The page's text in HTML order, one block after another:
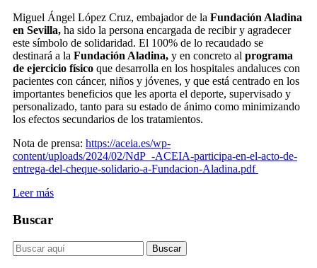
Miguel Ángel López Cruz, embajador de la Fundación Aladina
en Sevilla, ha sido la persona encargada de recibir y agradecer
este símbolo de solidaridad. El 100% de lo recaudado se
destinará a la Fundación Aladina, y en concreto al programa
de ejercicio físico que desarrolla en los hospitales andaluces con
pacientes con cáncer, niños y jóvenes, y que está centrado en los
importantes beneficios que les aporta el deporte, supervisado y
personalizado, tanto para su estado de ánimo como minimizando
los efectos secundarios de los tratamientos.
Nota de prensa: https://aceia.es/wp-
content/uploads/2024/02/NdP_-ACEIA-participa-en-el-acto-de-
entrega-del-cheque-solidario-a-Fundacion-Aladina.pdf
Leer más
Buscar